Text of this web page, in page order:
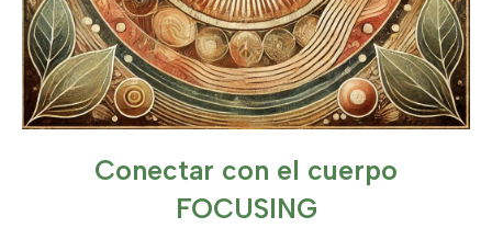
Conectar con el cuerpo
FOCUSING